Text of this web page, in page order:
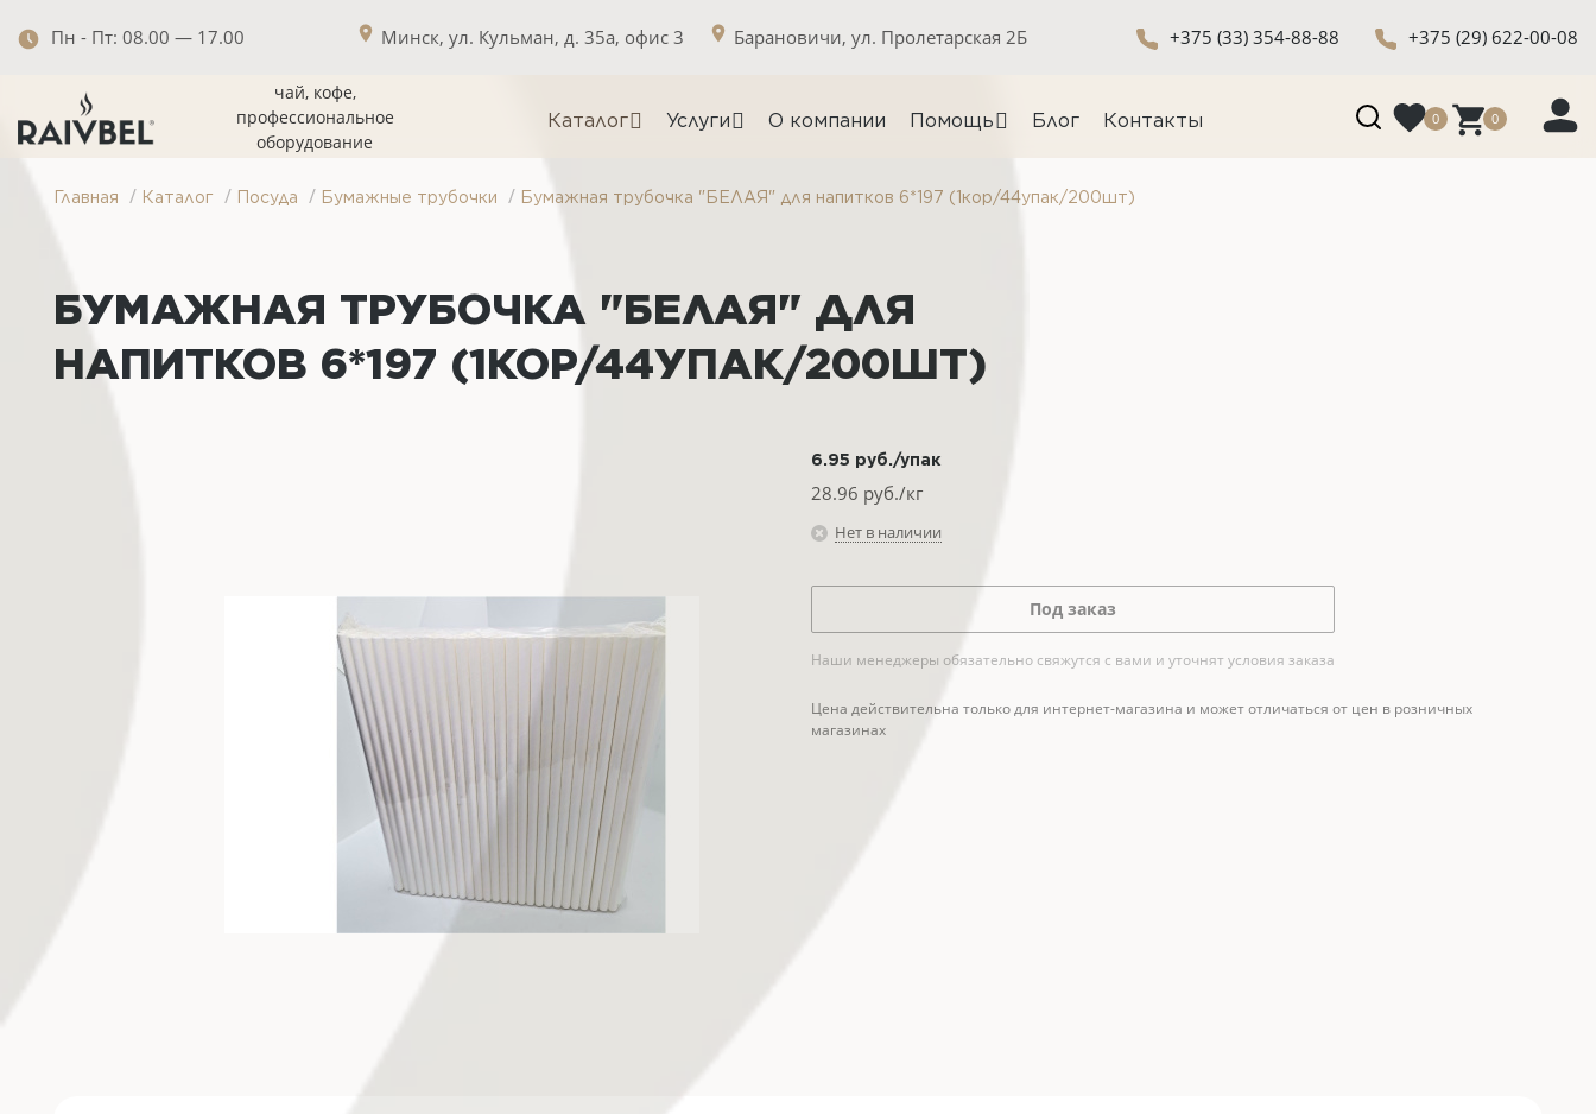
Пн - Пт: 08.00 — 17.00 Минск, ул. Кульман, д. 35а, офис 3 Барановичи, ул. Пролетарская 2Б +375 (33) 354-88-88 +375 (29) 622-00-08
чай, кофе,
профессиональное
оборудование
Каталог Услуги О компании Помощь Блог Контакты 0 0
Главная / Каталог / Посуда / Бумажные трубочки / Бумажная трубочка "БЕЛАЯ" для напитков 6*197 (1кор/44упак/200шт)
БУМАЖНАЯ ТРУБОЧКА "БЕЛАЯ" ДЛЯ
НАПИТКОВ 6*197 (1КОР/44УПАК/200ШТ)
6.95 руб./упак
28.96 руб./кг
Нет в наличии
Под заказ
Наши менеджеры обязательно свяжутся с вами и уточнят условия заказа
Цена действительна только для интернет-магазина и может отличаться от цен в розничных
магазинах